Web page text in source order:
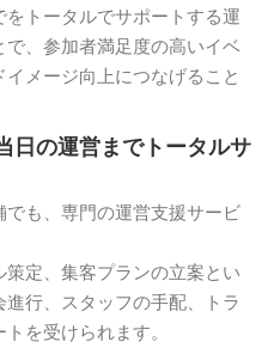
トータルでサポートする運
、参加者満足度の高いイベ
メージ向上につなげること
日の運営までトータルサ
も、専門の運営支援サービ
定、集客プランの立案とい
行、スタッフの手配、トラ
を受けられます。